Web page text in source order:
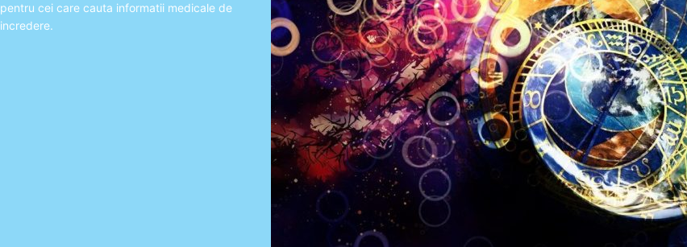
pentru cei care cauta informatii medicale de
incredere.
Disclaimer
Contact